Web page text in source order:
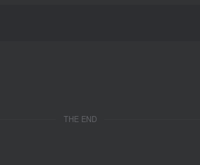
THE END